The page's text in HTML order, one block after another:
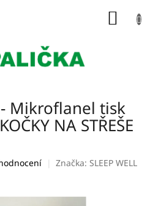
- Mikroflanel tisk
NA STŘEŠE
Značka: SLEEP WELL